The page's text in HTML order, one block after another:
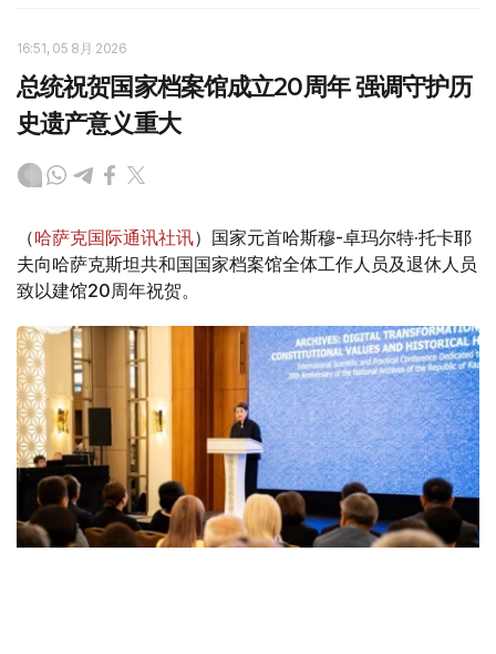
16:51, 05 8月 2026
总统祝贺国家档案馆成立20周年 强调守护历
史遗产意义重大
（哈萨克国际通讯社讯）国家元首哈斯穆-卓玛尔特·托卡耶
夫向哈萨克斯坦共和国国家档案馆全体工作人员及退休人员
致以建馆20周年祝贺。